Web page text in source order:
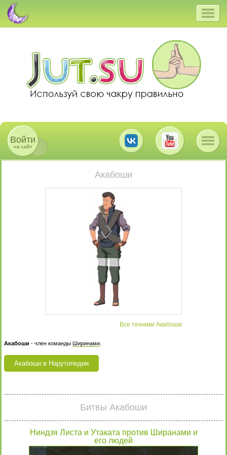
Войти
на сайт
Акабоши
Все техники Акабоши
Акабоши - член команды Ширинами
Акабоши в Нарутопедии
Битвы Акабоши
Ниндзя Листа и Утаката против Ширанами и
его людей